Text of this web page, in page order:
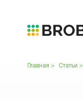
Главная > Статьи >